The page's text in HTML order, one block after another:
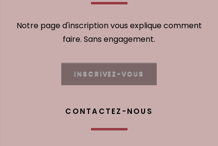
Notre page d'inscription vous explique comment
faire. Sans engagement.
INSCRIVEZ-VOUS
CONTACTEZ-NOUS